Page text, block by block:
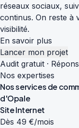
réseaux sociaux,
continus. On reste à
visibilité.
En savoir plus
Lancer mon projet
Audit gratuit ·
Nos expertises
Nos services de
d'Opale
Site Internet
Dès 49 €/mois